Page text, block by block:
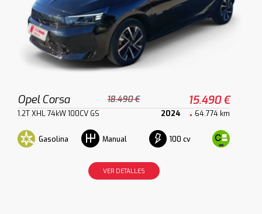
Opel Corsa 18.490 € 15.490 €
1.2T XHL 74kW 100CV GS 2024 64.774 km
Gasolina Manual 100 cv
VER DETALLES